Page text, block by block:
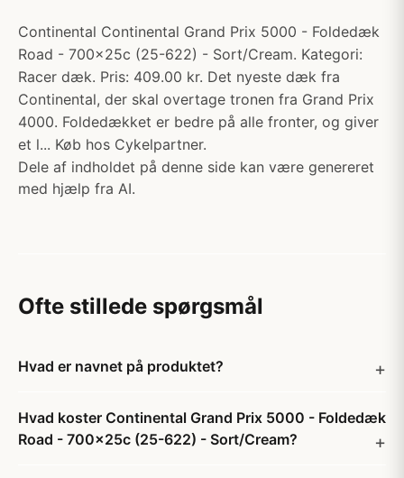
Continental Continental Grand Prix 5000 - Foldedæk
Road - 700x25c (25-622) - Sort/Cream. Kategori:
Racer dæk. Pris: 409.00 kr. Det nyeste dæk fra
Continental, der skal overtage tronen fra Grand Prix
4000. Foldedækket er bedre på alle fronter, og giver
et l... Køb hos Cykelpartner.
Dele af indholdet på denne side kan være genereret
med hjælp fra AI.
Ofte stillede spørgsmål
Hvad er navnet på produktet?
Hvad koster Continental Grand Prix 5000 - Foldedæk
Road - 700x25c (25-622) - Sort/Cream?